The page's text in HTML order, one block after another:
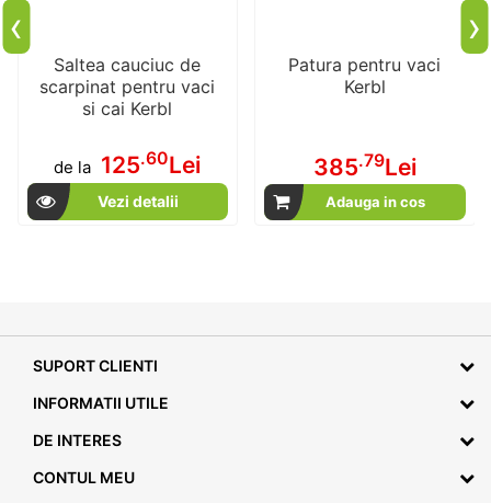
Saltea cauciuc de
scarpinat pentru vaci
si cai Kerbl
de la 125.60Lei
Vezi detalii
Patura pentru vaci
Kerbl
385.79Lei
Adauga in cos
‹ ›
SUPORT CLIENTI
INFORMATII UTILE
DE INTERES
CONTUL MEU